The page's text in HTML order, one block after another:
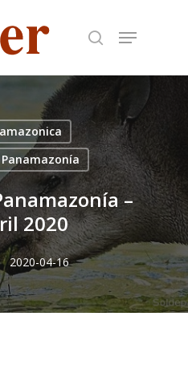
–
2020
2020-04-16